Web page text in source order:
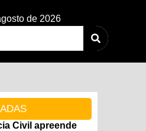
de 2026
Civil apreende